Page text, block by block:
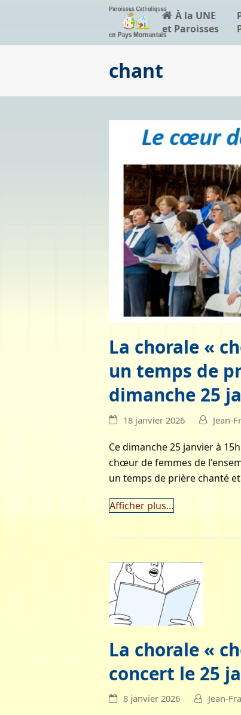
À la UNE
et Paroisses
chant
La chorale «
un temps de
dimanche 25
18 janvier 2026 Jean-
Ce dimanche 25 janvier à
chœur de femmes de
un temps de prière chanté
Afficher plus...
La chorale «
concert le 25
8 janvier 2026 Jean-